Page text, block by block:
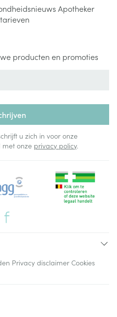
Apotheker
producten en promoties
u zich in voor onze
met onze privacy policy.
Privacy disclaimer Cookies